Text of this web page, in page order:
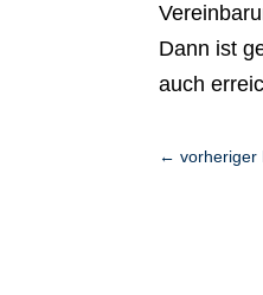
Dann ist
auch
←vorheriger